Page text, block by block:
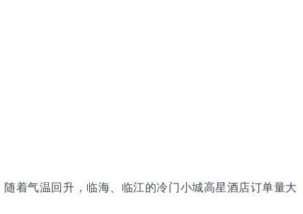
着气温回升，临海、临江的冷门小城高星酒店订单量大